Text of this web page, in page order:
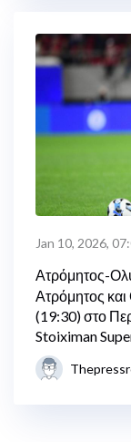
Jan 10, 2026,
Ατρόμητος-
Ατρόμητος
(19:30) στο
Stoiximan